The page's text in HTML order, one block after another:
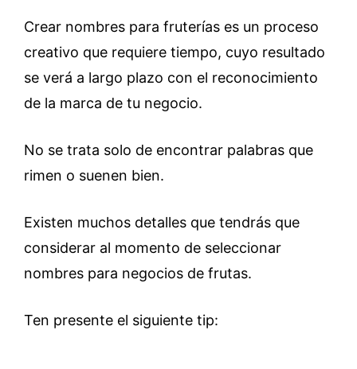
Crear nombres para fruterías es un proceso
creativo que requiere tiempo, cuyo resultado
se verá a largo plazo con el reconocimiento
de la marca de tu negocio.
No se trata solo de encontrar palabras que
rimen o suenen bien.
Existen muchos detalles que tendrás que
considerar al momento de seleccionar
nombres para negocios de frutas.
Ten presente el siguiente tip: